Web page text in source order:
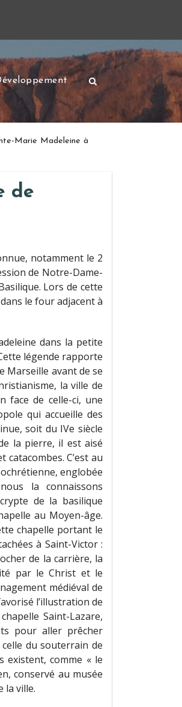
Marie Madeleine à
de
notamment le 2
de Notre-Dame-
Lors de cette
le four adjacent à
dans la petite
légende rapporte
Marseille avant de se
la ville de
face de celle-ci, une
qui accueille des
soit du IVe siècle
la pierre, il est aisé
C’est au
englobée
la connaissons
de la basilique
au Moyen-âge.
chapelle portant le
à Saint-Victor :
de la carrière, la
par le Christ et le
médiéval de
l’illustration de
Saint-Lazare,
pour aller prêcher
du souterrain de
existent, comme « le
conservé au musée
la ville.